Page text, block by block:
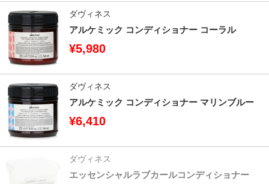
ダヴィネス
アルケミック コンディショナー コーラル
¥5,980
ダヴィネス
アルケミック コンディショナー マリンブルー
¥6,410
ダヴィネス
エッセンシャルラブカールコンディショナー